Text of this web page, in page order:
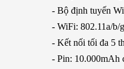
- Bộ định tuyến
- WiFi: 802.11a/
- Kết nối tối đa 5
- Pin: 10.000mAh